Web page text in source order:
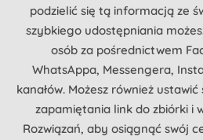
podzielić się tą informacją ze
szybkiego udostępniania
osób za pośrednictwem
WhatsAppa, Messengera,
kanałów. Możesz również
zapamiętania link do zbiórki i
Rozwiązań, aby osiągnąć swój